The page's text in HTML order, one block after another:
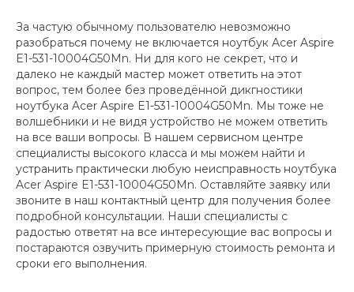
За частую обычному пользователю невозможно
разобраться почему не включается ноутбук Acer Aspire
E1-531-10004G50Mn. Ни для кого не секрет, что и
далеко не каждый мастер может ответить на этот
вопрос, тем более без проведённой дикгностики
ноутбука Acer Aspire E1-531-10004G50Mn. Мы тоже не
волшебники и не видя устройство не можем ответить
на все ваши вопросы. В нашем сервисном центре
специалисты высокого класса и мы можем найти и
устранить практически любую неисправность ноутбука
Acer Aspire E1-531-10004G50Mn. Оставляйте заявку или
звоните в наш контактный центр для получения более
подробной консультации. Наши специалисты с
радостью ответят на все интересующие вас вопросы и
постараются озвучить примерную стоимость ремонта и
сроки его выполнения.